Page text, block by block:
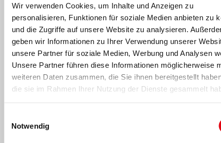
Wir verwenden Cookies, um Inhalte und Anzeigen zu
personalisieren, Funktionen für soziale Medien anbieten zu
und die Zugriffe auf unsere Website zu analysieren.
geben wir Informationen zu Ihrer Verwendung unserer
unsere Partner für soziale Medien, Werbung und Analysen
Unsere Partner führen diese Informationen möglicherweise
weiteren Daten zusammen, die Sie ihnen bereitgestellt
die sie im Rahmen Ihrer Nutzung der Dienste gesammelt
Notwendig
Für fitness MANAGEMENT berichtet